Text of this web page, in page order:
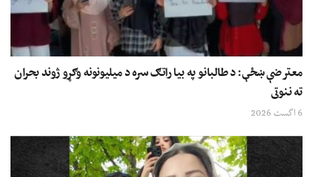
معترضې ښځې: د طالبانو په بیا راتګ سره د میلیونونه وګړو ژوند بحران
ته ننوتی
6 اگست 2026